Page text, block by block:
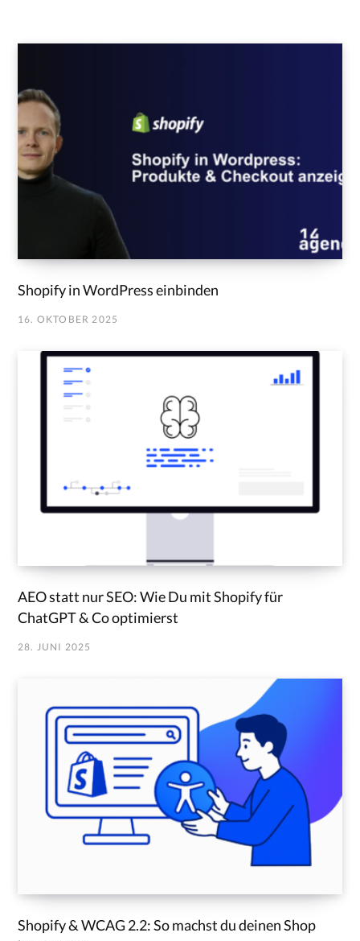
Shopify in WordPress einbinden
16. OKTOBER 2025
AEO statt nur SEO: Wie Du mit Shopify für
ChatGPT & Co optimierst
28. JUNI 2025
Shopify & WCAG 2.2: So machst du deinen Shop